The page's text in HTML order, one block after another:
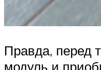
Правда, перед
модуль и